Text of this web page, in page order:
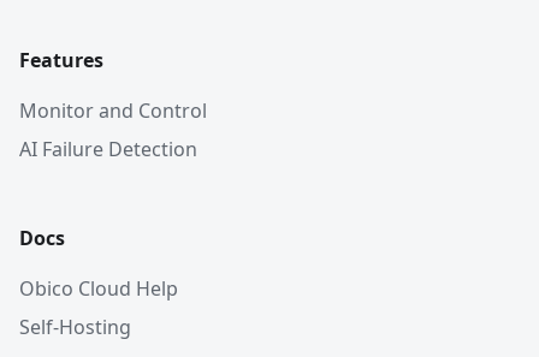
Features
Monitor and Control
AI Failure Detection
Docs
Obico Cloud Help
Self-Hosting